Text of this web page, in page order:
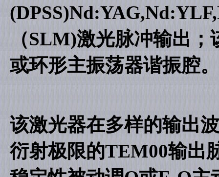
（SLM)激光脉冲输出
或环形主振荡器谐振腔。
该激光器在多样的输出
衍射极限的TEM00输出